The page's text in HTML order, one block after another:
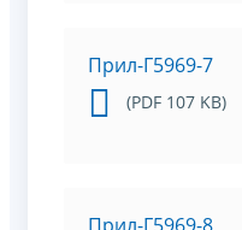
Прил-Г5969-7
(PDF 107 KB)